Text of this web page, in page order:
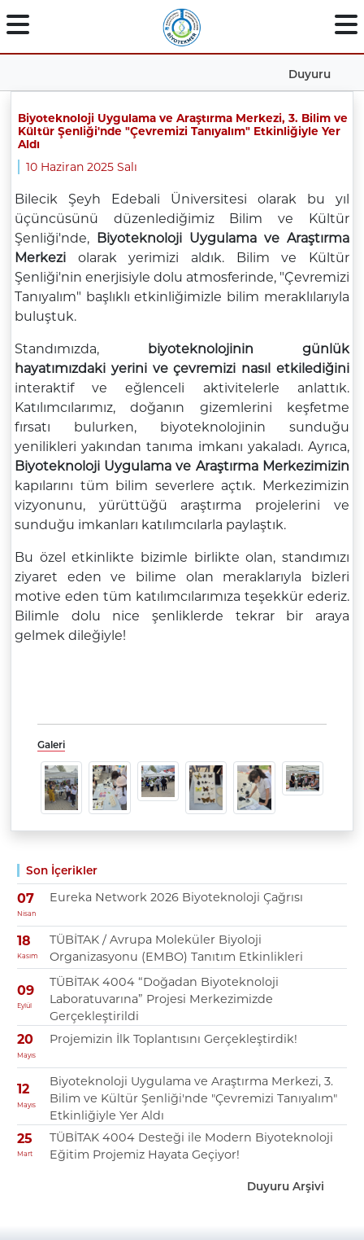
Duyuru
Son İçerikler
07
Nisan
Eureka Network 2026 Biyoteknoloji Çağrısı
18
Kasım
TÜBİTAK / Avrupa Moleküler Biyoloji
Organizasyonu (EMBO) Tanıtım Etkinlikleri
09
Eylül
TÜBİTAK 4004 “Doğadan Biyoteknoloji
Laboratuvarına” Projesi Merkezimizde
Gerçekleştirildi
20
Mayıs
Projemizin İlk Toplantısını Gerçekleştirdik!
12
Mayıs
Biyoteknoloji Uygulama ve Araştırma Merkezi, 3.
Bilim ve Kültür Şenliği'nde "Çevremizi Tanıyalım"
Etkinliğiyle Yer Aldı
25
Mart
TÜBİTAK 4004 Desteği ile Modern Biyoteknoloji
Eğitim Projemiz Hayata Geçiyor!
Duyuru Arşivi
Biyoteknoloji Uygulama ve Araştırma Merkezi, 3. Bilim ve
Kültür Şenliği'nde "Çevremizi Tanıyalım" Etkinliğiyle Yer
Aldı
10 Haziran 2025 Salı
Bilecik Şeyh Edebali Üniversitesi olarak bu yıl
üçüncüsünü düzenlediğimiz Bilim ve Kültür
Şenliği'nde, Biyoteknoloji Uygulama ve Araştırma
Merkeziolarak yerimizi aldık. Bilim ve Kültür
Şenliği'nin enerjisiyle dolu atmosferinde, "Çevremizi
Tanıyalım" başlıklı etkinliğimizle bilim meraklılarıyla
buluştuk.
Standımızda, biyoteknolojinin günlük
hayatımızdaki yerini ve çevremizi nasıl etkilediğini
interaktif ve eğlenceli aktivitelerle anlattık.
Katılımcılarımız, doğanın gizemlerini keşfetme
fırsatı bulurken, biyoteknolojinin sunduğu
yenilikleri yakından tanıma imkanı yakaladı. Ayrıca,
Biyoteknoloji Uygulama ve Araştırma Merkezimizin
kapılarını tüm bilim severlere açtık. Merkezimizin
vizyonunu, yürüttüğü araştırma projelerini ve
sunduğu imkanları katılımcılarla paylaştık.
Bu özel etkinlikte bizimle birlikte olan, standımızı
ziyaret eden ve bilime olan meraklarıyla bizleri
motive eden tüm katılımcılarımıza teşekkür ederiz.
Bilimle dolu nice şenliklerde tekrar bir araya
gelmek dileğiyle!
Galeri